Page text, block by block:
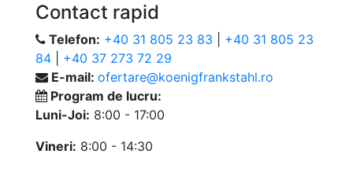
Contact rapid
Telefon: +40 31 805 23 83
+40 31 805 23
84
+40 37 273 72 29
E-mail: ofertare@koenigfrankstahl.ro
Program de lucru:
Luni-Joi: 8:00 - 17:00
Vineri: 8:00 - 14:30